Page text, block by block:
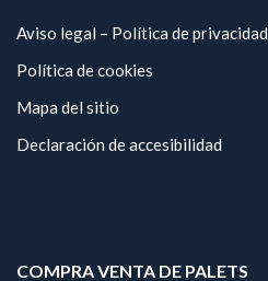
Aviso legal – Política de privacidad
Política de cookies
Mapa del sitio
Declaración de accesibilidad
COMPRA VENTA DE PALETS